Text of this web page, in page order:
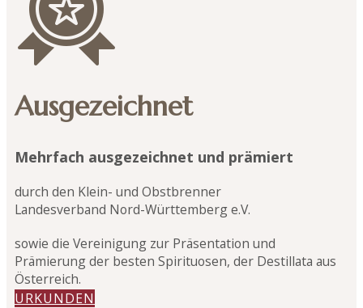
Ausgezeichnet
Mehrfach ausgezeichnet und prämiert
durch den Klein- und Obstbrenner
Landesverband Nord-Württemberg e.V.
sowie die Vereinigung zur Präsentation und
Prämierung der besten Spirituosen, der Destillata aus
Österreich.
URKUNDEN